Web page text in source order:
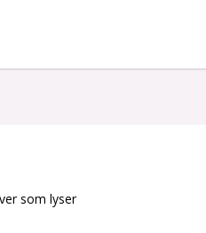
som lyser